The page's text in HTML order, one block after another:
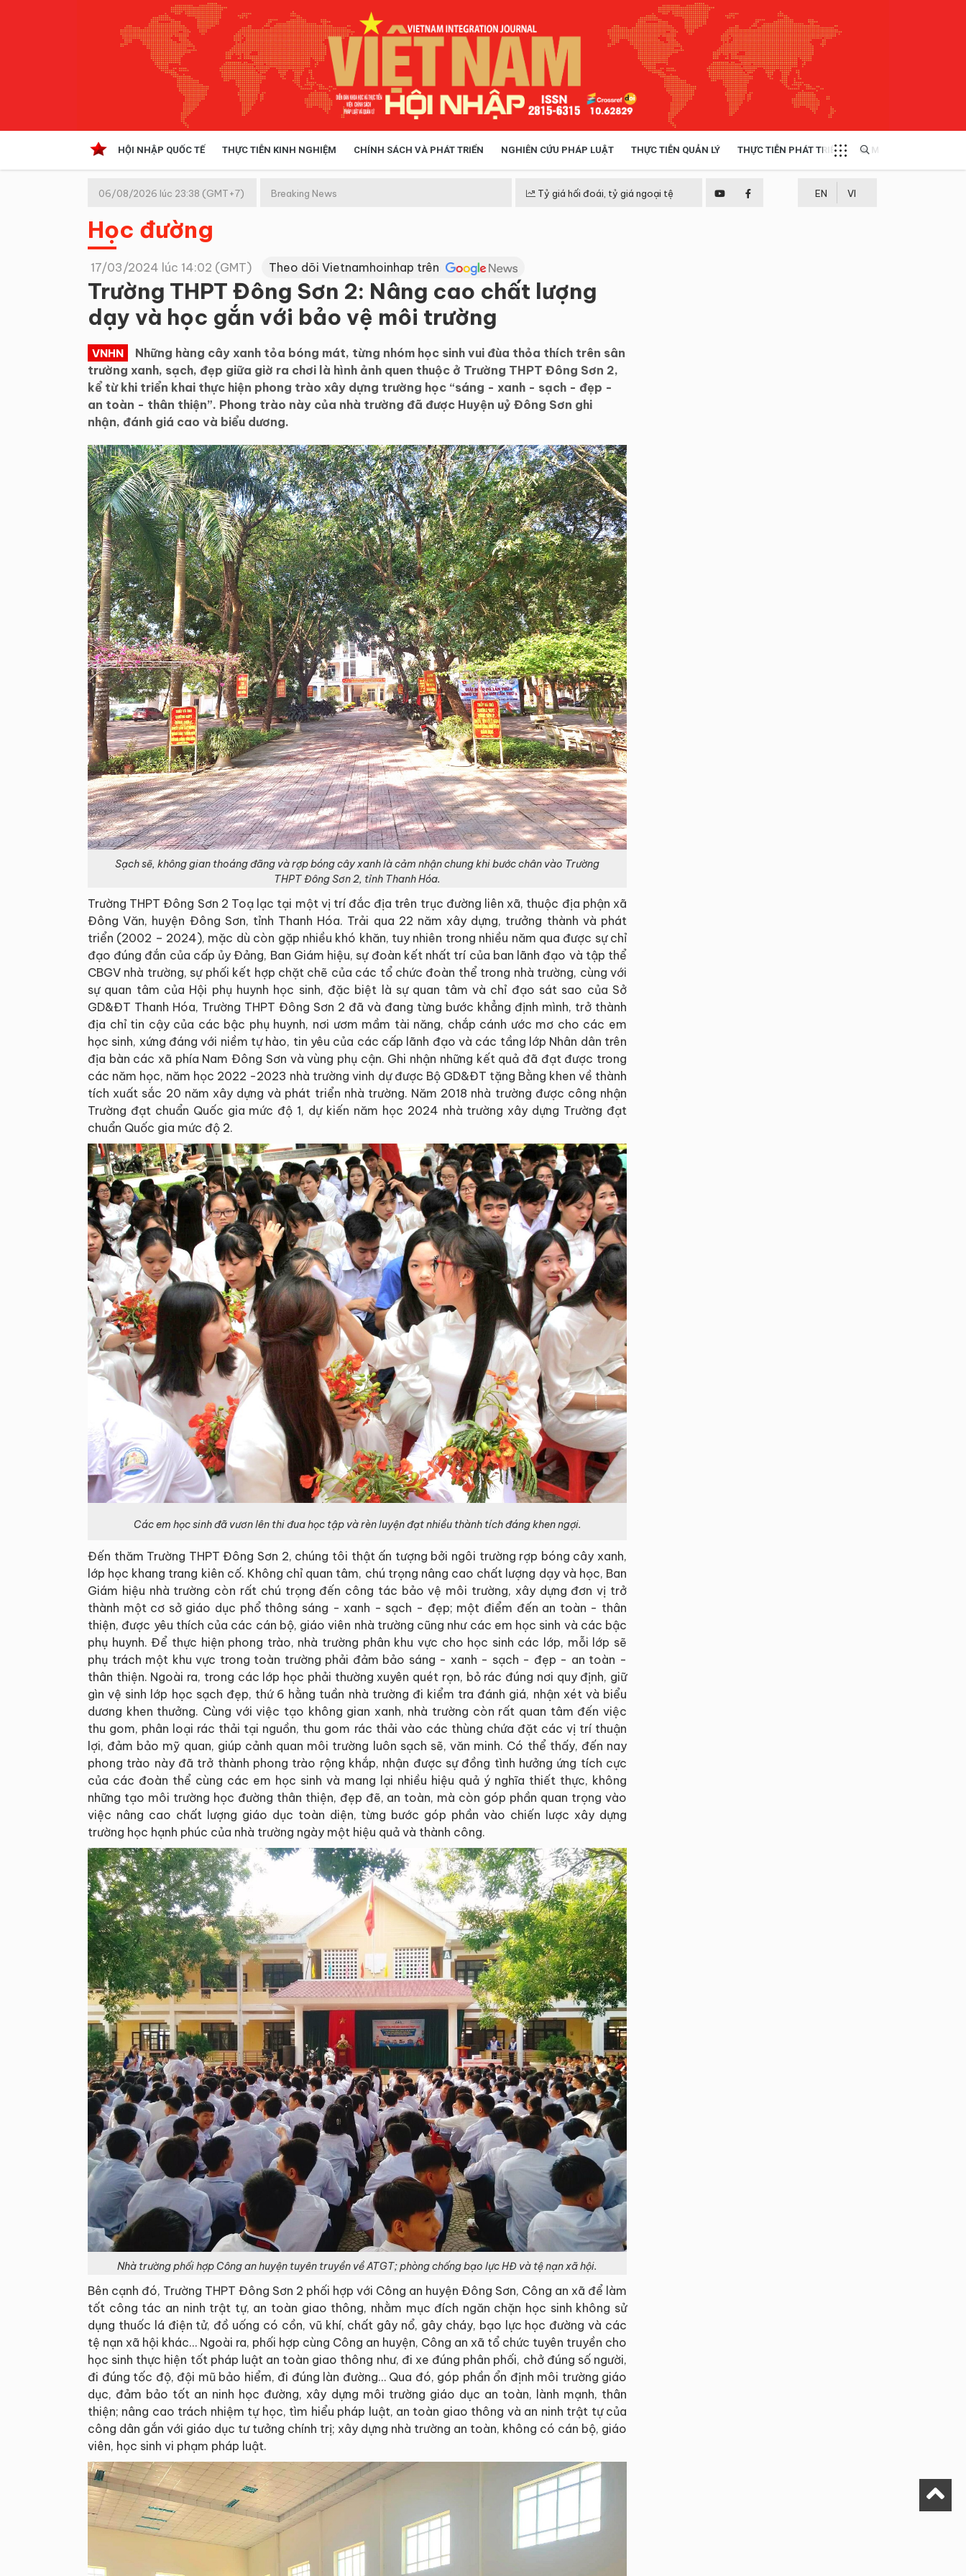
HỘI NHẬP QUỐC TẾ THỰC TIỄN KINH NGHIỆM CHÍNH SÁCH VÀ PHÁT TRIỂN NGHIÊN CỨU PHÁP LUẬT THỰC TIỄN QUẢN LÝ THỰC TIỄN PHÁT TRIỂN MULTIMEDIA
Kinh tế hội nhập
Doanh nghiệp
06/08/2026 lúc 23:38 (GMT+7) Breaking News Tỷ giá hối đoái, tỷ giá ngoại tệ EN VI
Học đường
17/03/2024 lúc 14:02 (GMT) Theo dõi Vietnamhoinhap trên
Trường THPT Đông Sơn 2: Nâng cao chất lượng
dạy và học gắn với bảo vệ môi trường
VNHN
Những hàng cây xanh tỏa bóng mát, từng nhóm học sinh vui đùa thỏa thích trên sân
trường xanh, sạch, đẹp giữa giờ ra chơi là hình ảnh quen thuộc ở Trường THPT Đông Sơn 2,
kể từ khi triển khai thực hiện phong trào xây dựng trường học “sáng - xanh - sạch - đẹp -
an toàn - thân thiện”. Phong trào này của nhà trường đã được Huyện uỷ Đông Sơn ghi
nhận, đánh giá cao và biểu dương.
Sạch sẽ, không gian thoáng đãng và rợp bóng cây xanh là cảm nhận chung khi bước chân vào Trường
THPT Đông Sơn 2, tỉnh Thanh Hóa.
Trường THPT Đông Sơn 2 Toạ lạc tại một vị trí đắc địa trên trục đường liên xã, thuộc địa phận xã
Đông Văn, huyện Đông Sơn, tỉnh Thanh Hóa. Trải qua 22 năm xây dựng, trưởng thành và phát
triển (2002 – 2024), mặc dù còn gặp nhiều khó khăn, tuy nhiên trong nhiều năm qua được sự chỉ
đạo đúng đắn của cấp ủy Đảng, Ban Giám hiệu, sự đoàn kết nhất trí của ban lãnh đạo và tập thể
CBGV nhà trường, sự phối kết hợp chặt chẽ của các tổ chức đoàn thể trong nhà trường, cùng với
sự quan tâm của Hội phụ huynh học sinh, đặc biệt là sự quan tâm và chỉ đạo sát sao của Sở
GD&ĐT Thanh Hóa, Trường THPT Đông Sơn 2 đã và đang từng bước khẳng định mình, trở thành
địa chỉ tin cậy của các bậc phụ huynh, nơi ươm mầm tài năng, chắp cánh ước mơ cho các em
học sinh, xứng đáng với niềm tự hào, tin yêu của các cấp lãnh đạo và các tầng lớp Nhân dân trên
địa bàn các xã phía Nam Đông Sơn và vùng phụ cận. Ghi nhận những kết quả đã đạt được trong
các năm học, năm học 2022 -2023 nhà trường vinh dự được Bộ GD&ĐT tặng Bằng khen về thành
tích xuất sắc 20 năm xây dựng và phát triển nhà trường. Năm 2018 nhà trường được công nhận
Trường đạt chuẩn Quốc gia mức độ 1, dự kiến năm học 2024 nhà trường xây dựng Trường đạt
chuẩn Quốc gia mức độ 2.
Các em học sinh đã vươn lên thi đua học tập và rèn luyện đạt nhiều thành tích đáng khen ngợi.
Đến thăm Trường THPT Đông Sơn 2, chúng tôi thật ấn tượng bởi ngôi trường rợp bóng cây xanh,
lớp học khang trang kiên cố. Không chỉ quan tâm, chú trọng nâng cao chất lượng dạy và học, Ban
Giám hiệu nhà trường còn rất chú trọng đến công tác bảo vệ môi trường, xây dựng đơn vị trở
thành một cơ sở giáo dục phổ thông sáng - xanh - sạch - đẹp; một điểm đến an toàn - thân
thiện, được yêu thích của các cán bộ, giáo viên nhà trường cũng như các em học sinh và các bậc
phụ huynh. Để thực hiện phong trào, nhà trường phân khu vực cho học sinh các lớp, mỗi lớp sẽ
phụ trách một khu vực trong toàn trường phải đảm bảo sáng - xanh - sạch - đẹp - an toàn -
thân thiện. Ngoài ra, trong các lớp học phải thường xuyên quét rọn, bỏ rác đúng nơi quy định, giữ
gìn vệ sinh lớp học sạch đẹp, thứ 6 hằng tuần nhà trường đi kiểm tra đánh giá, nhận xét và biểu
dương khen thưởng. Cùng với việc tạo không gian xanh, nhà trường còn rất quan tâm đến việc
thu gom, phân loại rác thải tại nguồn, thu gom rác thải vào các thùng chứa đặt các vị trí thuận
lợi, đảm bảo mỹ quan, giúp cảnh quan môi trường luôn sạch sẽ, văn minh. Có thể thấy, đến nay
phong trào này đã trở thành phong trào rộng khắp, nhận được sự đồng tình hưởng ứng tích cực
của các đoàn thể cùng các em học sinh và mang lại nhiều hiệu quả ý nghĩa thiết thực, không
những tạo môi trường học đường thân thiện, đẹp đẽ, an toàn, mà còn góp phần quan trọng vào
việc nâng cao chất lượng giáo dục toàn diện, từng bước góp phần vào chiến lược xây dựng
trường học hạnh phúc của nhà trường ngày một hiệu quả và thành công.
Nhà trường phối hợp Công an huyện tuyên truyền về ATGT; phòng chống bạo lực HĐ và tệ nạn xã hội.
Bên cạnh đó, Trường THPT Đông Sơn 2 phối hợp với Công an huyện Đông Sơn, Công an xã để làm
tốt công tác an ninh trật tự, an toàn giao thông, nhằm mục đích ngăn chặn học sinh không sử
dụng thuốc lá điện tử, đồ uống có cồn, vũ khí, chất gây nổ, gây cháy, bạo lực học đường và các
tệ nạn xã hội khác… Ngoài ra, phối hợp cùng Công an huyện, Công an xã tổ chức tuyên truyền cho
học sinh thực hiện tốt pháp luật an toàn giao thông như, đi xe đúng phân phối, chở đúng số người,
đi đúng tốc độ, đội mũ bảo hiểm, đi đúng làn đường… Qua đó, góp phần ổn định môi trường giáo
dục, đảm bảo tốt an ninh học đường, xây dựng môi trường giáo dục an toàn, lành mạnh, thân
thiện; nâng cao trách nhiệm tự học, tìm hiểu pháp luật, an toàn giao thông và an ninh trật tự của
công dân gắn với giáo dục tư tưởng chính trị; xây dựng nhà trường an toàn, không có cán bộ, giáo
viên, học sinh vi phạm pháp luật.